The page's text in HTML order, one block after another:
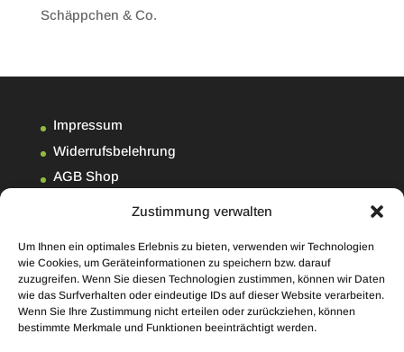
Zustimmung verwalten
Um Ihnen ein optimales Erlebnis zu bieten, verwenden wir Technologien
wie Cookies, um Geräteinformationen zu speichern bzw. darauf
zuzugreifen. Wenn Sie diesen Technologien zustimmen, können wir Daten
wie das Surfverhalten oder eindeutige IDs auf dieser Website verarbeiten.
Wenn Sie Ihre Zustimmung nicht erteilen oder zurückziehen, können
bestimmte Merkmale und Funktionen beeinträchtigt werden.
Schäppchen & Co.
Impressum
Widerrufsbelehrung
AGB Shop
Cookie-Richtlinie (EU)